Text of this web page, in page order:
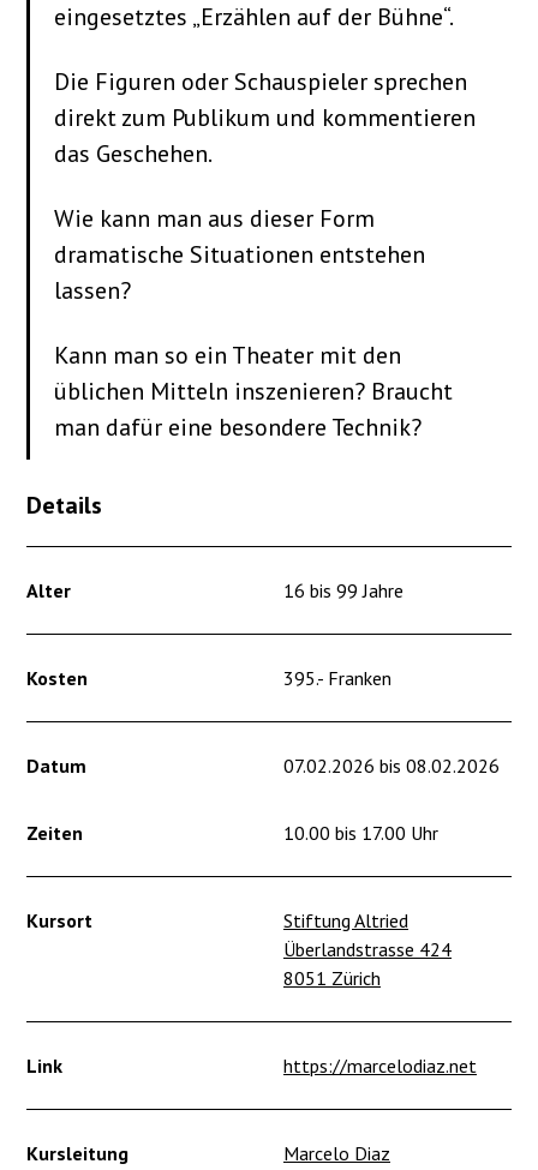
eingesetztes „Erzählen auf der Bühne“.
Die Figuren oder Schauspieler sprechen
direkt zum Publikum und kommentieren
das Geschehen.
Wie kann man aus dieser Form
dramatische Situationen entstehen
lassen?
Kann man so ein Theater mit den
üblichen Mitteln inszenieren? Braucht
man dafür eine besondere Technik?
Details
Alter 16 bis 99 Jahre
Kosten 395.- Franken
Datum 07.02.2026 bis 08.02.2026
Zeiten 10.00 bis 17.00 Uhr
Kursort
Stiftung Altried
Überlandstrasse 424
8051 Zürich
Link https://marcelodiaz.net
Kursleitung Marcelo Diaz